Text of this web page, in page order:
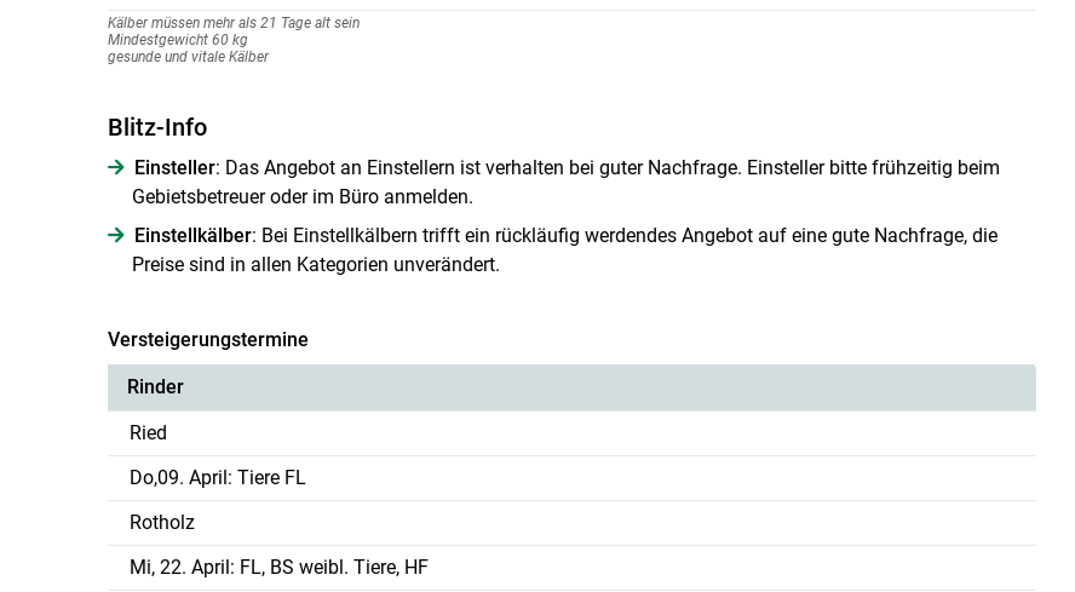
Kälber müssen mehr als 21 Tage alt sein
Mindestgewicht 60 kg
gesunde und vitale Kälber
Blitz-Info
Einsteller: Das Angebot an Einstellern ist verhalten bei guter Nachfrage. Einsteller bitte frühzeitig beim
Gebietsbetreuer oder im Büro anmelden.
Einstellkälber: Bei Einstellkälbern trifft ein rückläufig werdendes Angebot auf eine gute Nachfrage, die
Preise sind in allen Kategorien unverändert.
Versteigerungstermine
Rinder
Ried
Do,09. April: Tiere FL
Rotholz
Mi, 22. April: FL, BS weibl. Tiere, HF